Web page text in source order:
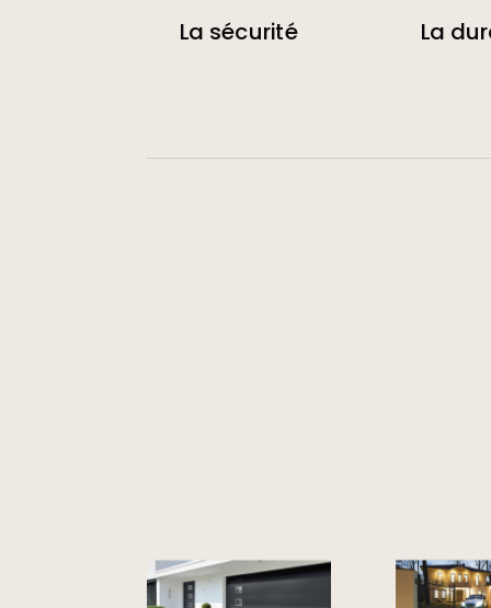
La sécurité La